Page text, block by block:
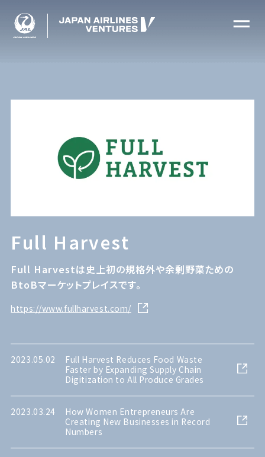
Full Harvest
Full Harvestは史上初の規格外や余剰野菜ための
BtoBマーケットプレイスです。
https://www.fullharvest.com/
2023.05.02
Full Harvest Reduces Food Waste
Faster by Expanding Supply Chain
Digitization to All Produce Grades
2023.03.24
How Women Entrepreneurs Are
Creating New Businesses in Record
Numbers